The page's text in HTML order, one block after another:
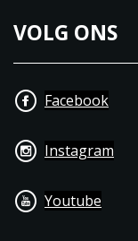
VOLG ONS
Facebook
Instagram
Youtube